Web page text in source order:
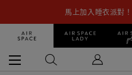
馬上加入睡衣派對